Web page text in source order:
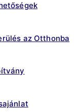
az Otthonba